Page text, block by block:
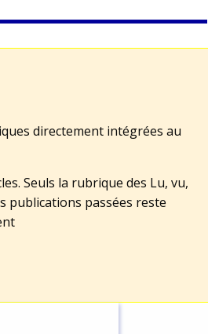
directement intégrées au
Seuls la rubrique des Lu, vu,
publications passées reste